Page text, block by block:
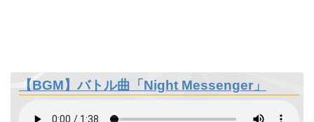
【BGM】バトル曲「Night Messenger」